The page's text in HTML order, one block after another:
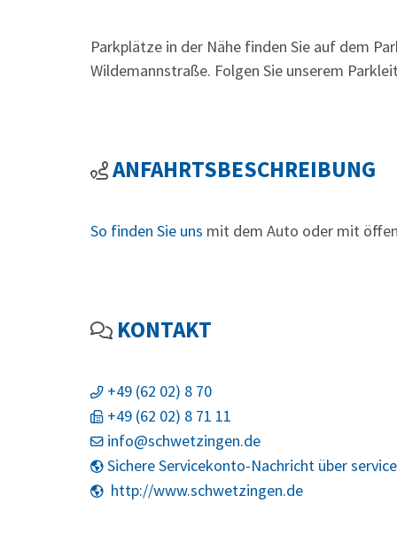
Parkplätze in der Nähe finden Sie auf dem
Wildemannstraße. Folgen Sie unserem
ANFAHRTSBESCHREIBUNG
So finden Sie uns mit dem Auto oder mit
KONTAKT
+49 (62 02) 8 70
+49 (62 02) 8 71 11
info@schwetzingen.de
Sichere Servicekonto-Nachricht über
http://www.schwetzingen.de